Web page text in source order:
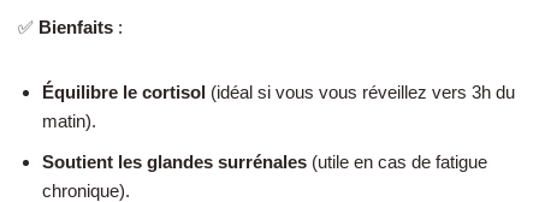
✅ Bienfaits :
Équilibre le cortisol (idéal si vous vous réveillez vers 3h du
matin).
Soutient les glandes surrénales (utile en cas de fatigue
chronique).